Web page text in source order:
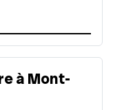
à Mont-